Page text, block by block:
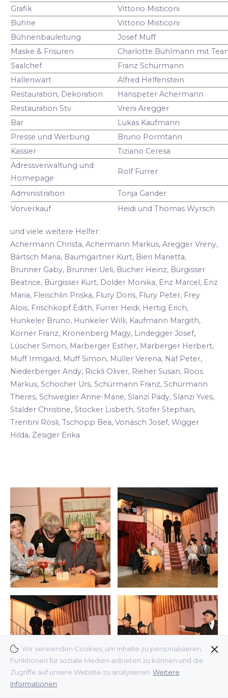
Wir verwenden Cookies, um Inhalte zu personalisieren,
Funktionen für soziale Medien anbieten zu können und die
Zugriffe auf unsere Website zu analysieren. Weitere
Informationen
Grafik
Vittorio Misticoni
Bühne
Vittorio Misticoni
Bühnenbauleitung
Josef Muff
Maske & Frisuren
Charlotte Bühlmann mit
Saalchef
Franz Schürmann
Hallenwart
Alfred Helfenstein
Restauration, Dekoration
Hanspeter Achermann
Restauration Stv.
Vreni Aregger
Bar
Lukas Kaufmann
Presse und Werbung
Bruno Pormtann
Kassier
Tiziano Ceresa
Adressverwaltung und
Homepage
Rolf Furrer
Administration
Tonja Gander
Vorverkauf
Heidi und Thomas Wyrsch
und viele weitere Helfer:
Achermann Christa, Achermann Markus, Aregger Vreny,
Bärtsch Maria, Baumgartner Kurt, Bieri Marietta,
Brunner Gaby, Brunner Ueli, Bucher Heinz, Bürgisser
Beatrice, Bürgisser Kurt, Dolder Monika, Enz Marcel, Enz
Maria, Fleischlin Priska, Flury Doris, Flury Peter, Frey
Alois, Frischkopf Edith, Furrer Heidi, Hertig Erich,
Hunkeler Bruno, Hunkeler Willi, Kaufmann Margith,
Korner Franz, Kronenberg Magy, Lindegger Josef,
Lüscher Simon, Marberger Esther, Marberger Herbert,
Muff Irmgard, Muff Simon, Müller Verena, Näf Peter,
Niederberger Andy, Rickli Oliver, Rieher Susan, Roos
Markus, Schocher Urs, Schürmann Franz, Schürmann
Theres, Schwegler Anne-Marie, Slanzi Pädy, Slanzi Yves,
Stalder Christine, Stocker Lisbeth, Stofer Stephan,
Trentini Rösli, Tschopp Bea, Vonäsch Josef, Wigger
Hilda, Zesiger Erika